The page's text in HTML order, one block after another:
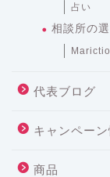
占い
相談所の
代表ブログ
キャンペーン
商品